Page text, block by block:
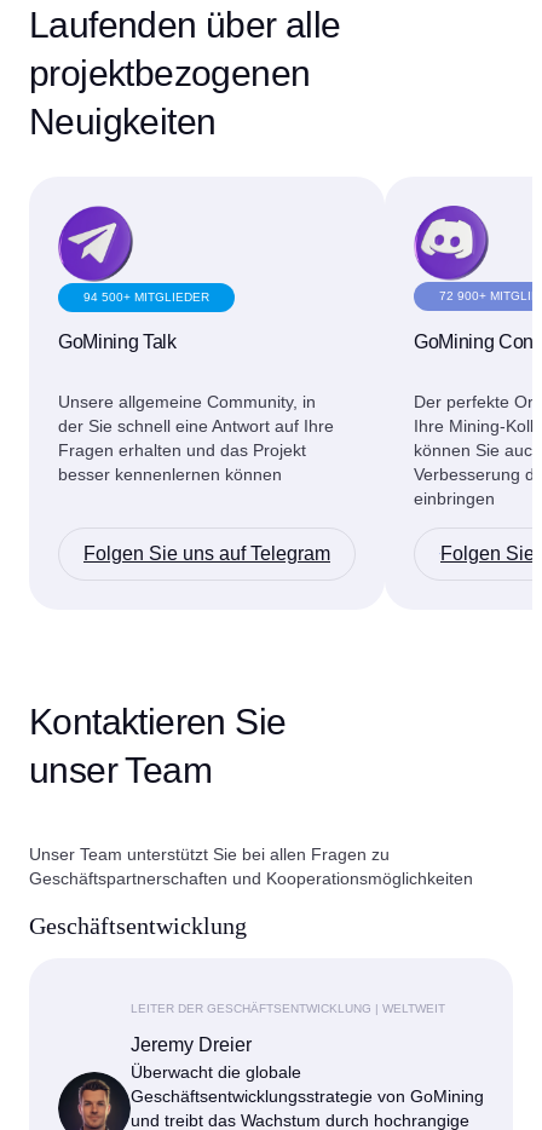
Laufenden über alle
projektbezogenen
Neuigkeiten
94 500+ MITGLIEDER
GoMining Talk
Unsere allgemeine Community, in
der Sie schnell eine Antwort auf Ihre
Fragen erhalten und das Projekt
besser kennenlernen können
Folgen Sie uns auf Telegram
72 900+
GoMining
Der perfekte
Ihre Mining-
können Sie
Verbesserung
einbringen
Folgen Sie
Kontaktieren Sie
unser Team
Unser Team unterstützt Sie bei allen Fragen zu
Geschäftspartnerschaften und Kooperationsmöglichkeiten
Geschäftsentwicklung
LEITER DER GESCHÄFTSENTWICKLUNG | WELTWEIT
Jeremy Dreier
Überwacht die globale
Geschäftsentwicklungsstrategie von GoMining
und treibt das Wachstum durch hochrangige